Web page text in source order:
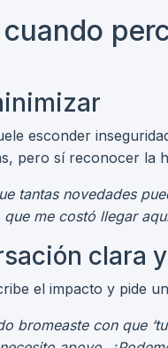
esconder
pero sí reconocer la
tantas novedades
me costó llegar
clara
el impacto y pide
bromeaste con que